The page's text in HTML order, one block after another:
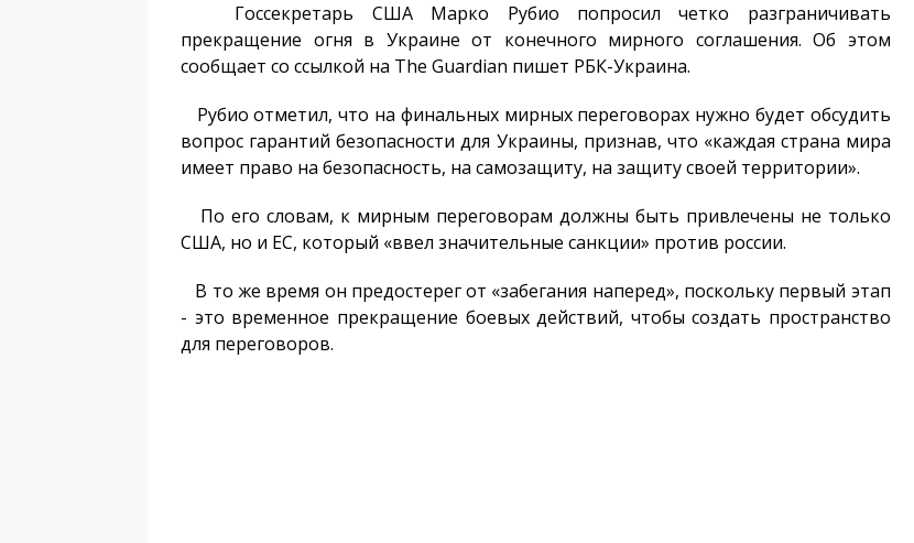
Госсекретарь США Марко Рубио попросил четко разграничивать
прекращение огня в Украине от конечного мирного соглашения. Об этом
сообщает со ссылкой на The Guardian пишет РБК-Украина.
Рубио отметил, что на финальных мирных переговорах нужно будет обсудить
вопрос гарантий безопасности для Украины, признав, что «каждая страна мира
имеет право на безопасность, на самозащиту, на защиту своей территории».
По его словам, к мирным переговорам должны быть привлечены не только
США, но и ЕС, который «ввел значительные санкции» против россии.
В то же время он предостерег от «забегания наперед», поскольку первый этап
- это временное прекращение боевых действий, чтобы создать пространство
для переговоров.